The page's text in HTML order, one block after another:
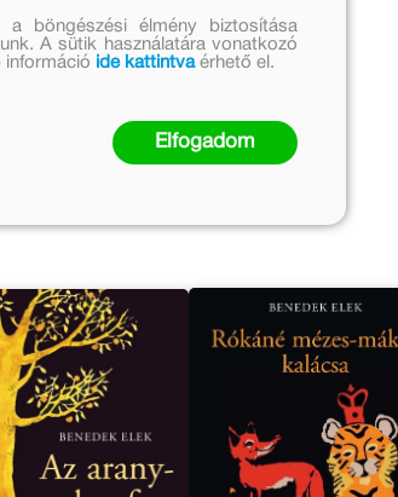
a böngészési élmény biztosítása
A sütik használatára vonatkozó
információ ide kattintvaérhető el.
Elfogadom